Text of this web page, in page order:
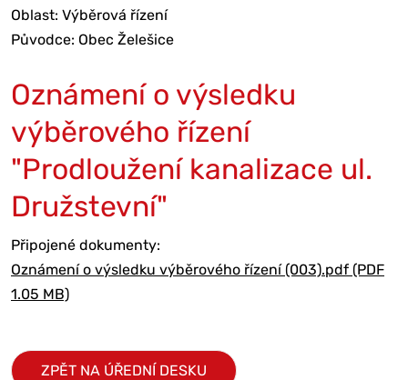
Oblast: Výběrová řízení
Původce: Obec Želešice
Oznámení o výsledku
výběrového řízení
"Prodloužení kanalizace ul.
Družstevní"
Připojené dokumenty:
Oznámení o výsledku výběrového řízení (003).pdf (PDF
1.05 MB)
ZPĚT NA ÚŘEDNÍ DESKU